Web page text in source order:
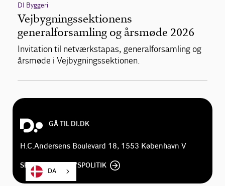
DI Byggeri
Vejbygningssektionens
generalforsamling og årsmøde 2026
Invitation til netværkstapas, generalforsamling og
årsmøde i Vejbygningssektionen.
GÅ TIL DI.DK
H.C.Andersens Boulevard 18, 1553 København V
SE DI'S PRIVATLIVSPOLITIK
DA